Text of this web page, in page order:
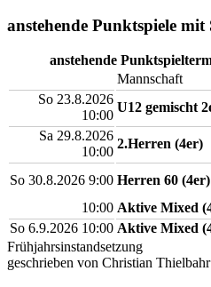
anstehende Punktspiele mit
anstehende
Mannschaft
So 23.8.2026
10:00
U12 gemischt
Sa 29.8.2026
10:00
2.Herren (4er)
So 30.8.2026 9:00 Herren 60 (4er)
10:00 Aktive Mixed
So 6.9.2026 10:00 Aktive Mixed
Frühjahrsinstandsetzung
geschrieben von Christian Thielbahr